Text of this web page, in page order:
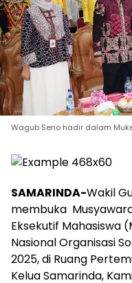
Wagub Seno hadir dalam
SAMARINDA-Wakil
membuka
Eksekutif Mahasiswa
Nasional Organisasi
2025, di Ruang
Kelua Samarinda,